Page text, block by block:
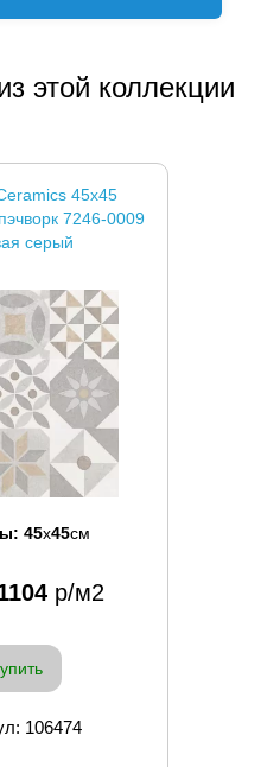
этой коллекции
45x45
7246-0009
серый
45x45см
р/м2
106474